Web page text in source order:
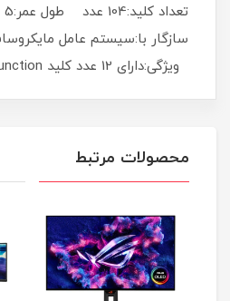
ویژگی:دارای 12 عدد کلید Function
محصولات مرتبط